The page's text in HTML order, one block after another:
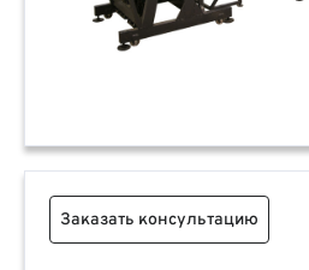
Заказать консультацию